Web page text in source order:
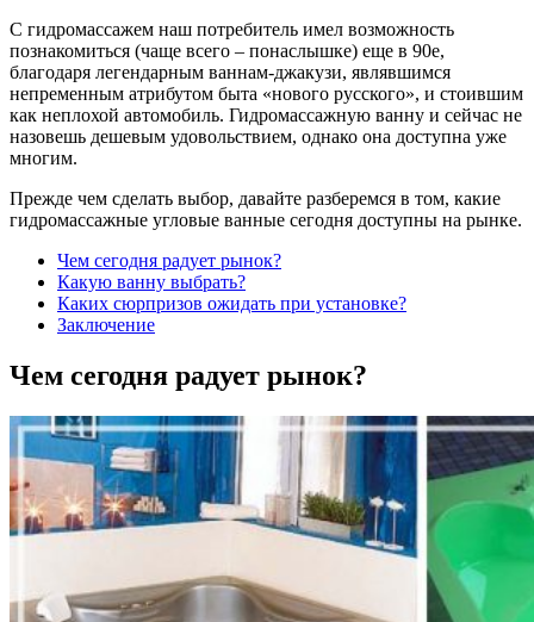
С гидромассажем наш потребитель имел возможность
познакомиться (чаще всего – понаслышке) еще в 90е,
благодаря легендарным ваннам-джакузи, являвшимся
непременным атрибутом быта «нового русского», и стоившим
как неплохой автомобиль. Гидромассажную ванну и сейчас не
назовешь дешевым удовольствием, однако она доступна уже
многим.
Прежде чем сделать выбор, давайте разберемся в том, какие
гидромассажные угловые ванные сегодня доступны на рынке.
Чем сегодня радует рынок?
Какую ванну выбрать?
Каких сюрпризов ожидать при установке?
Заключение
Чем сегодня радует рынок?